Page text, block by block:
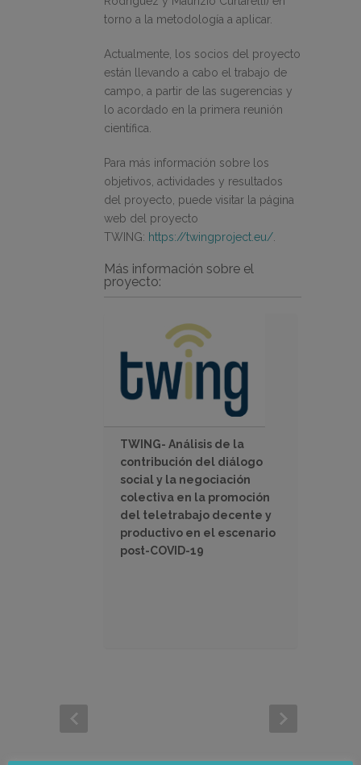
torno a la metodología a aplicar.
Actualmente, los socios del proyecto
están llevando a cabo el trabajo de
campo, a partir de las sugerencias y
lo acordado en la primera reunión
científica.
Para más información sobre los
objetivos, actividades y resultados
del proyecto, puede visitar la página
web del proyecto
TWING: https://twingproject.eu/.
Más información sobre el
proyecto:
TWING- Análisis de la
contribución del diálogo
social y la negociación
colectiva en la promoción
del teletrabajo decente y
productivo en el escenario
post-COVID-19